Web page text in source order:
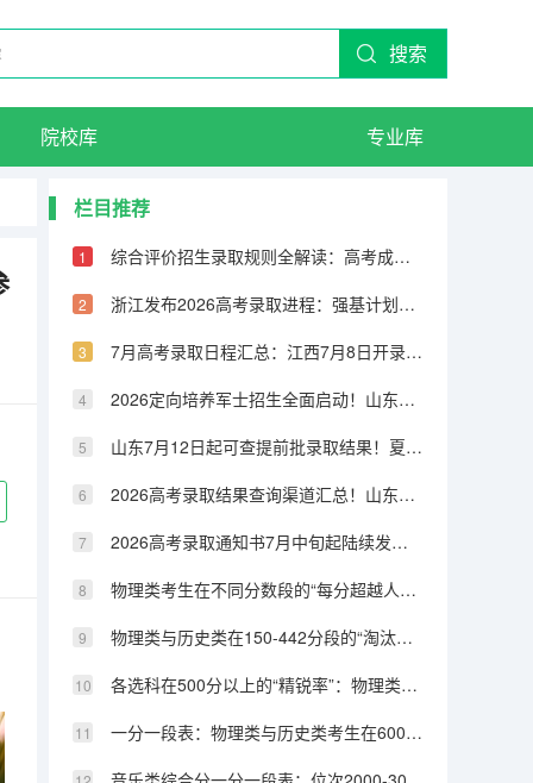
搜索
院校库 专业库
栏目推荐
综合评价招生录取规则全解读：高考成绩占60%，校测占30%，学考占10%
浙江发布2026高考录取进程：强基计划7月5日前完成，普通类平行录取7月21日投档
7月高考录取日程汇总：江西7月8日开录，河南本科提前批7月11日投档，上海7月23日可查本科批结果
2026定向培养军士招生全面启动！山东47所高校招录1886人，辽宁48所高校招录669人
山东7月12日起可查提前批录取结果！夏季高考录取进程表公布
2026高考录取结果查询渠道汇总！山东7月12日16:00后可查提前批结果
2026高考录取通知书7月中旬起陆续发放！收到后先核实真伪，警惕虚假录取
物理类考生在不同分数段的“每分超越人数”变化规律
物理类与历史类在150-442分段的“淘汰人数”结构对比
各选科在500分以上的“精锐率”：物理类最高，历史类垫底
一分一段表：物理类与历史类考生在600分以上的留存率差距逐级扩大